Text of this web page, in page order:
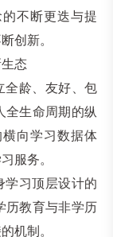
不断更迭与提
创新。
态
全龄、友好、包
全生命周期的纵
向学习数据体
服务。
学习顶层设计的
历教育与非学历
机制。